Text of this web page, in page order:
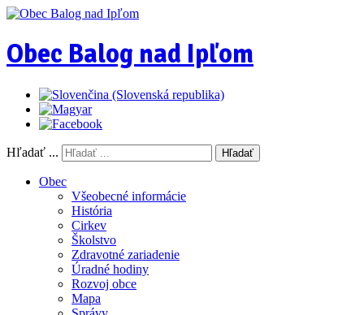
Obec Balog nad Ipľom
Hľadať ... Hľadať
Obec
Všeobecné informácie
História
Cirkev
Školstvo
Zdravotné zariadenie
Úradné hodiny
Rozvoj obce
Mapa